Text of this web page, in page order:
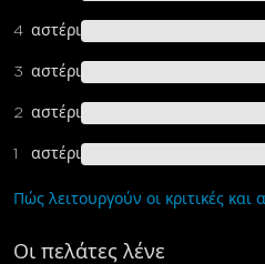
4 αστέρι
3 αστέρι
2 αστέρι
1 αστέρι
Πώς λειτουργούν οι κριτικές και
Οι πελάτες λένε